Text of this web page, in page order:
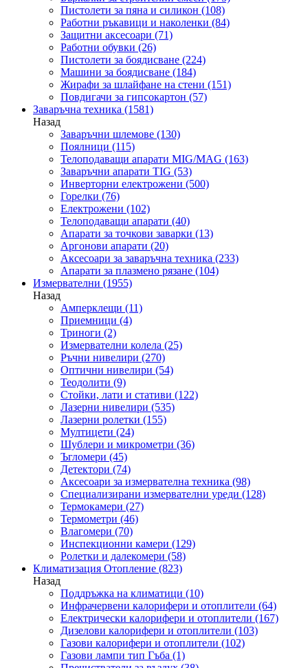
Пистолети за пяна и силикон (108)
Работни ръкавици и наколенки (84)
Защитни аксесоари (71)
Работни обувки (26)
Пистолети за боядисване (224)
Машини за боядисване (184)
Жирафи за шлайфане на стени (151)
Повдигачи за гипсокартон (57)
Заваръчна техника (1581)
Назад
Заваръчни шлемове (130)
Поялници (115)
Телоподаващи апарати MIG/MAG (163)
Заваръчни апарати TIG (53)
Инверторни електрожени (500)
Горелки (76)
Електрожени (102)
Телоподаващи апарати (40)
Апарати за точкови заварки (13)
Аргонови апарати (20)
Аксесоари за заваръчна техника (233)
Апарати за плазмено рязане (104)
Измервателни (1955)
Назад
Амперклещи (11)
Приемници (4)
Триноги (2)
Измервателни колела (25)
Ръчни нивелири (270)
Оптични нивелири (54)
Теодолити (9)
Стойки, лати и стативи (122)
Лазерни нивелири (535)
Лазерни ролетки (155)
Мултицети (24)
Шублери и микрометри (36)
Ъгломери (45)
Детектори (74)
Аксесоари за измервателна техника (98)
Специализирани измервателни уреди (128)
Термокамери (27)
Термометри (46)
Влагомери (70)
Инспекционни камери (129)
Ролетки и далекомери (58)
Климатизация Отопление (823)
Назад
Поддръжка на климатици (10)
Инфрачервени калорифери и отоплители (64)
Електрически калорифери и отоплители (167)
Дизелови калорифери и отоплители (103)
Газови калорифери и отоплители (102)
Газови лампи тип Гъба (1)